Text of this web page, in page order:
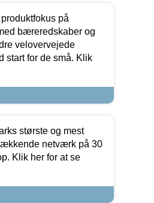
på
bæreredskaber og
velovervejede
start for de små. Klik
største og mest
netværk på 30
Klik her for at se